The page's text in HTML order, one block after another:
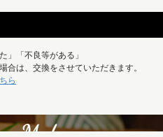
」「不良等がある」
合は、交換をさせていただきます。
ら